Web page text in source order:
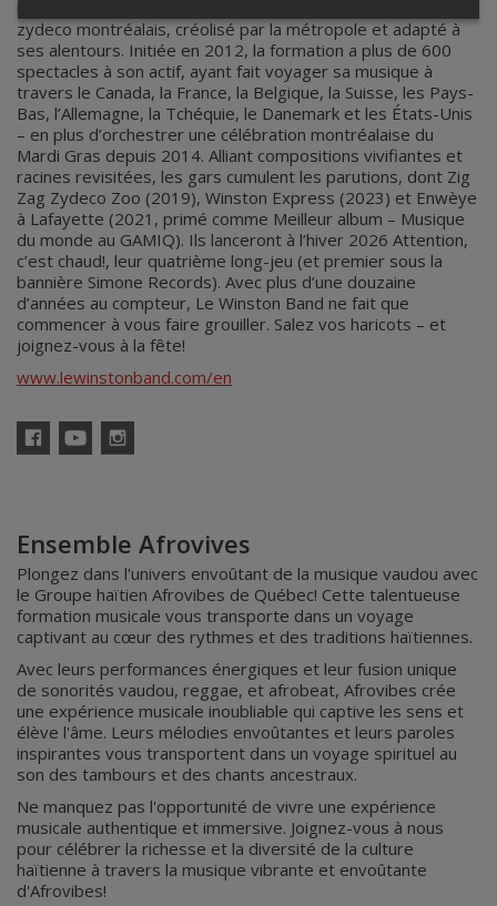
zydeco montréalais, créolisé par la métropole et adapté à
ses alentours. Initiée en 2012, la formation a plus de 600
spectacles à son actif, ayant fait voyager sa musique à
travers le Canada, la France, la Belgique, la Suisse, les Pays-
Bas, l’Allemagne, la Tchéquie, le Danemark et les États-Unis
– en plus d’orchestrer une célébration montréalaise du
Mardi Gras depuis 2014. Alliant compositions vivifiantes et
racines revisitées, les gars cumulent les parutions, dont Zig
Zag Zydeco Zoo (2019), Winston Express (2023) et Enwèye
à Lafayette (2021, primé comme Meilleur album – Musique
du monde au GAMIQ). Ils lanceront à l’hiver 2026 Attention,
c’est chaud!, leur quatrième long-jeu (et premier sous la
bannière Simone Records). Avec plus d’une douzaine
d’années au compteur, Le Winston Band ne fait que
commencer à vous faire grouiller. Salez vos haricots – et
joignez-vous à la fête!
www.lewinstonband.com/en
Ensemble Afrovives
Plongez dans l'univers envoûtant de la musique vaudou avec
le Groupe haïtien Afrovibes de Québec! Cette talentueuse
formation musicale vous transporte dans un voyage
captivant au cœur des rythmes et des traditions haïtiennes.
Avec leurs performances énergiques et leur fusion unique
de sonorités vaudou, reggae, et afrobeat, Afrovibes crée
une expérience musicale inoubliable qui captive les sens et
élève l'âme. Leurs mélodies envoûtantes et leurs paroles
inspirantes vous transportent dans un voyage spirituel au
son des tambours et des chants ancestraux.
Ne manquez pas l'opportunité de vivre une expérience
musicale authentique et immersive. Joignez-vous à nous
pour célébrer la richesse et la diversité de la culture
haïtienne à travers la musique vibrante et envoûtante
d'Afrovibes!